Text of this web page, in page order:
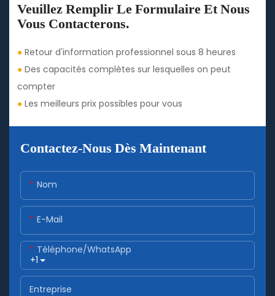
Veuillez Remplir Le Formulaire Et Nous
Vous Contacterons.
● Retour d'information professionnel sous 8 heures
● Des capacités complètes sur lesquelles on peut
compter
● Les meilleurs prix possibles pour vous
Contactez-Nous Dès Maintenant
Nom
E-Mail
+1
Téléphone/WhatsApp
Entreprise